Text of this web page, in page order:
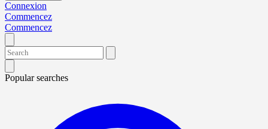
Connexion
Commencez
Commencez
Popular searches